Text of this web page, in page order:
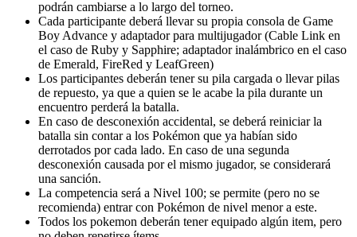
podrán cambiarse a lo largo del torneo.
Cada participante deberá llevar su propia consola de Game
Boy Advance y adaptador para multijugador (Cable Link en
el caso de Ruby y Sapphire; adaptador inalámbrico en el caso
de Emerald, FireRed y LeafGreen)
Los participantes deberán tener su pila cargada o llevar pilas
de repuesto, ya que a quien se le acabe la pila durante un
encuentro perderá la batalla.
En caso de desconexión accidental, se deberá reiniciar la
batalla sin contar a los Pokémon que ya habían sido
derrotados por cada lado. En caso de una segunda
desconexión causada por el mismo jugador, se considerará
una sanción.
La competencia será a Nivel 100; se permite (pero no se
recomienda) entrar con Pokémon de nivel menor a este.
Todos los pokemon deberán tener equipado algún item, pero